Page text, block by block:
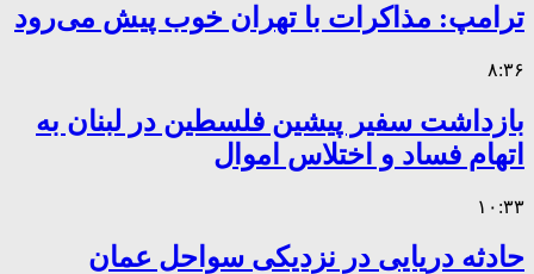
ترامپ: مذاکرات با تهران خوب پیش می‌رود
۸:۳۶
بازداشت سفیر پیشین فلسطین در لبنان به
اتهام فساد و اختلاس اموال
۱۰:۳۳
حادثه دریایی در نزدیکی سواحل عمان